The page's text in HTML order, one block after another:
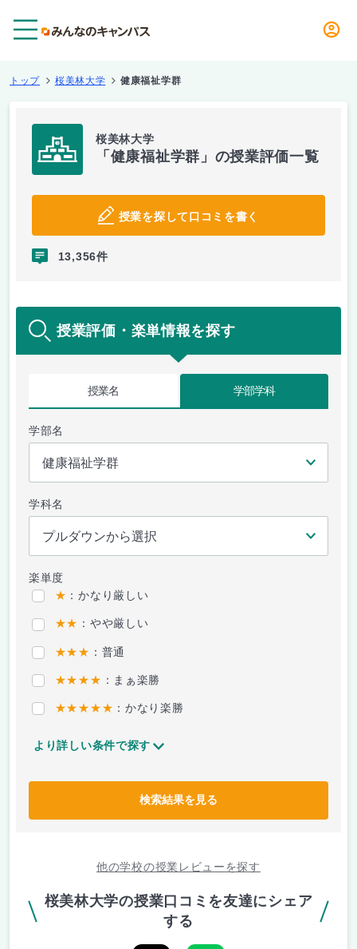
トップ 桜美林大学 健康福祉学群
桜美林大学
「健康福祉学群」の授業評価一覧
授業を探して口コミを書く
13,356件
授業評価・楽単情報を探す
授業名 学部学科
学部名
学科名
楽単度
★ ：かなり厳しい
★★ ：やや厳しい
★★★ ：普通
★★★★ ：まぁ楽勝
★★★★★ ：かなり楽勝
より詳しい条件で探す
検索結果を見る
他の学校の授業レビューを探す
桜美林大学の授業口コミを友達にシェア
する